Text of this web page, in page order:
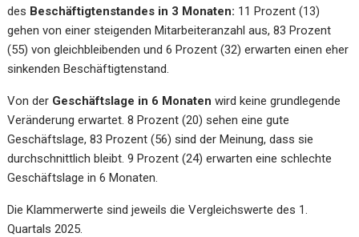
des Beschäftigtenstandes in 3 Monaten: 11 Prozent (13)
gehen von einer steigenden Mitarbeiteranzahl aus, 83 Prozent
(55) von gleichbleibenden und 6 Prozent (32) erwarten einen eher
sinkenden Beschäftigtenstand.
Von der Geschäftslage in 6 Monatenwird keine grundlegende
Veränderung erwartet. 8 Prozent (20) sehen eine gute
Geschäftslage, 83 Prozent (56) sind der Meinung, dass sie
durchschnittlich bleibt. 9 Prozent (24) erwarten eine schlechte
Geschäftslage in 6 Monaten.
Die Klammerwerte sind jeweils die Vergleichswerte des 1.
Quartals 2025.